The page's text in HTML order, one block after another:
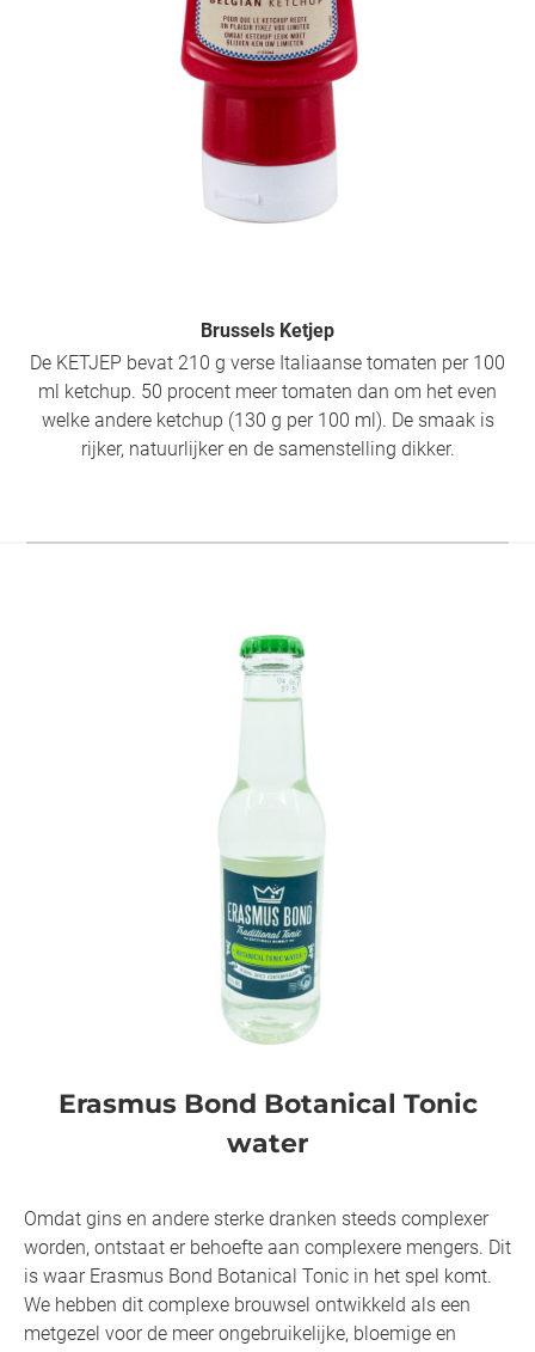
Brussels Ketjep
De KETJEP bevat 210 g verse Italiaanse tomaten per 100
ml ketchup. 50 procent meer tomaten dan om het even
welke andere ketchup (130 g per 100 ml). De smaak is
rijker, natuurlijker en de samenstelling dikker.
Erasmus Bond Botanical Tonic
water
Omdat gins en andere sterke dranken steeds complexer
worden, ontstaat er behoefte aan complexere mengers. Dit
is waar Erasmus Bond Botanical Tonic in het spel komt.
We hebben dit complexe brouwsel ontwikkeld als een
metgezel voor de meer ongebruikelijke, bloemige en